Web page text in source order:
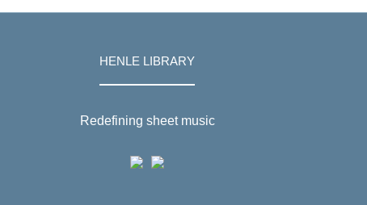
HENLE LIBRARY
Redefining sheet music